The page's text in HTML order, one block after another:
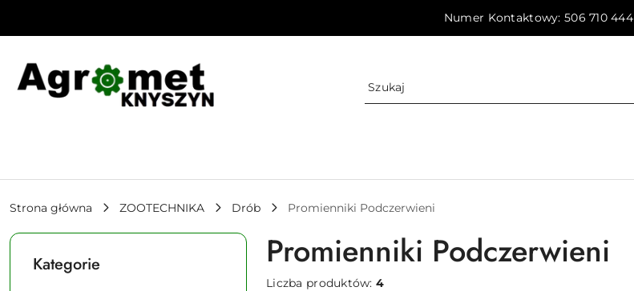
Numer Kontaktowy: 506 710 444
Strona główna ZOOTECHNIKA Drób Promienniki Podczerwieni
Kategorie Promienniki Podczerwieni
Liczba produktów:4